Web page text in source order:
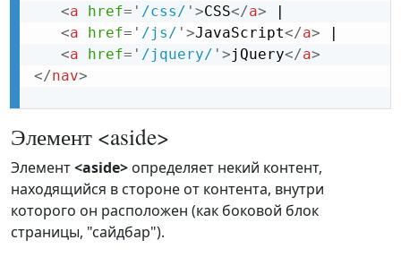
<a href= ' /css/ ' >CSS</a>
<a href= ' /js/ ' >JavaScript</a>
<a href= ' /jquery/ ' >jQuery</a>
</nav>
Элемент <aside>
Элемент<aside> определяет некий контент,
находящийся в стороне от контента, внутри
которого он расположен (как боковой блок
страницы, "сайдбар").